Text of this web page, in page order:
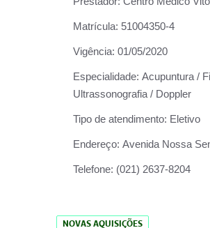
Matrícula: 51004350-4
Vigência: 01/05/2020
Especialidade: Acupuntura /
Ultrassonografia / Doppler
Tipo de atendimento: Eletivo
Endereço: Avenida Nossa
Telefone: (021) 2637-8204
NOVAS AQUISIÇÕES